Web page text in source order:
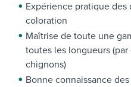
Expérience pratique
coloration
Maîtrise de toute une
toutes les longueurs
chignons)
Bonne connaissance